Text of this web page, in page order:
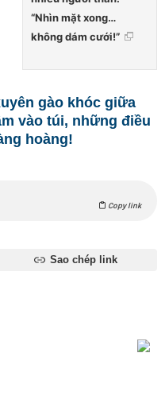
“Nhìn mặt xong…
không dám cưới!”
gào khóc giữa
vào túi, những điều
hoàng!
Copy link
Sao chép link